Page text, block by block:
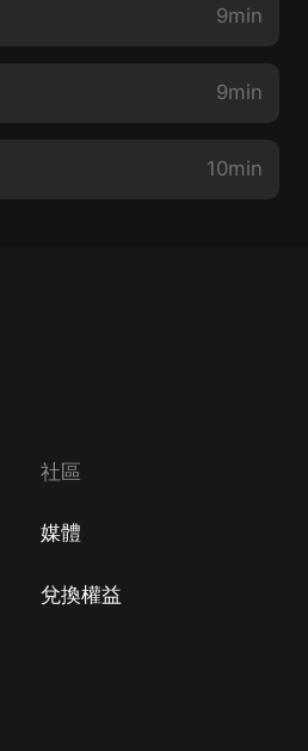
9min
9min
10min
社區
媒體
兌換權益